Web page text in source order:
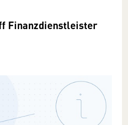
Finanzdienstleister